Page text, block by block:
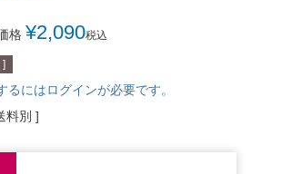
格 ¥2,090税込
]
るにはログインが必要です。
料別